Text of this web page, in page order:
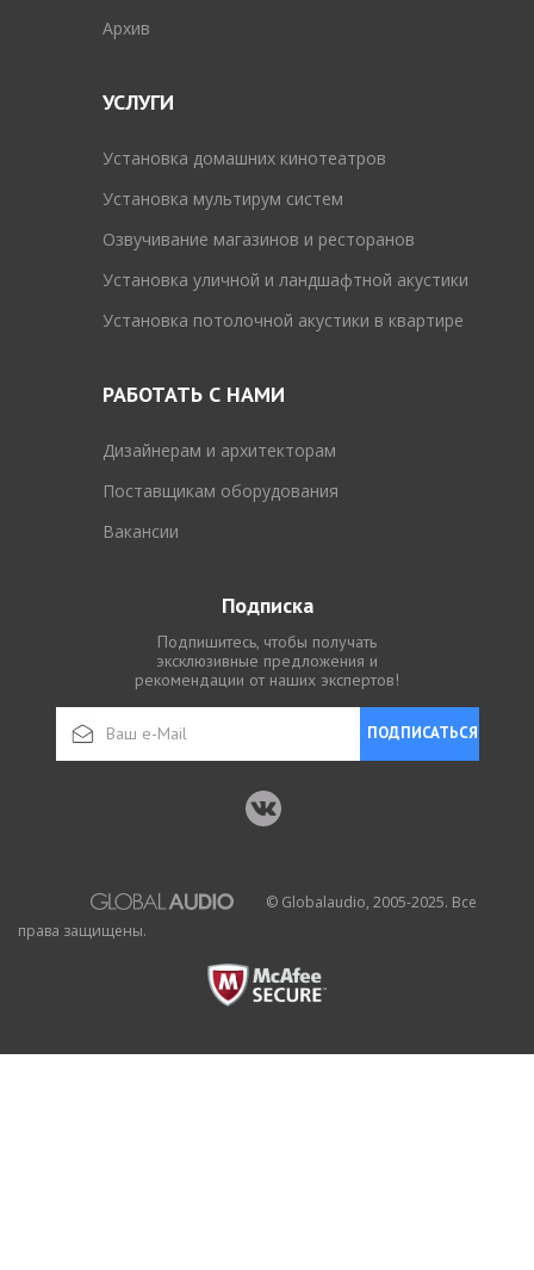
Архив
УСЛУГИ
Установка домашних кинотеатров
Установка мультирум систем
Озвучивание магазинов и ресторанов
Установка уличной и ландшафтной акустики
Установка потолочной акустики в квартире
РАБОТАТЬ С НАМИ
Дизайнерам и архитекторам
Поставщикам оборудования
Вакансии
Подписка
Подпишитесь, чтобы получать
эксклюзивные предложения и
рекомендации от наших экспертов!
ПОДПИСАТЬСЯ
© Globalaudio, 2005-2025. Все
права защищены.